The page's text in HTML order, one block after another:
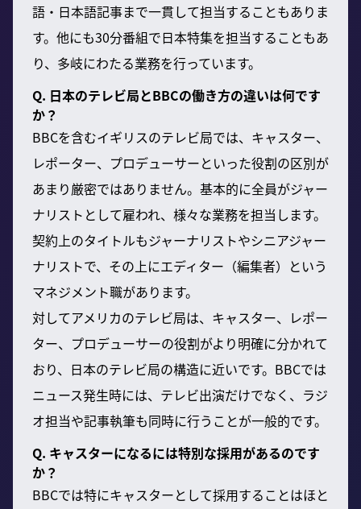
語・日本語記事まで一貫して担当することもありま
す。他にも30分番組で日本特集を担当することもあ
り、多岐にわたる業務を行っています。
Q. 日本のテレビ局とBBCの働き方の違いは何です
か？
BBCを含むイギリスのテレビ局では、キャスター、
レポーター、プロデューサーといった役割の区別が
あまり厳密ではありません。基本的に全員がジャー
ナリストとして雇われ、様々な業務を担当します。
契約上のタイトルもジャーナリストやシニアジャー
ナリストで、その上にエディター（編集者）という
マネジメント職があります。
対してアメリカのテレビ局は、キャスター、レポー
ター、プロデューサーの役割がより明確に分かれて
おり、日本のテレビ局の構造に近いです。BBCでは
ニュース発生時には、テレビ出演だけでなく、ラジ
オ担当や記事執筆も同時に行うことが一般的です。
Q. キャスターになるには特別な採用があるのです
か？
BBCでは特にキャスターとして採用することはほと